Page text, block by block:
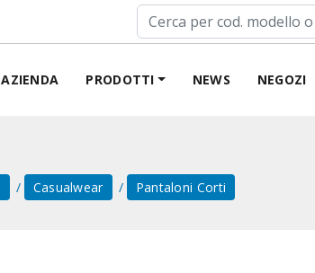
AZIENDA PRODOTTI NEWS NEGOZI
Casualwear Pantaloni Corti